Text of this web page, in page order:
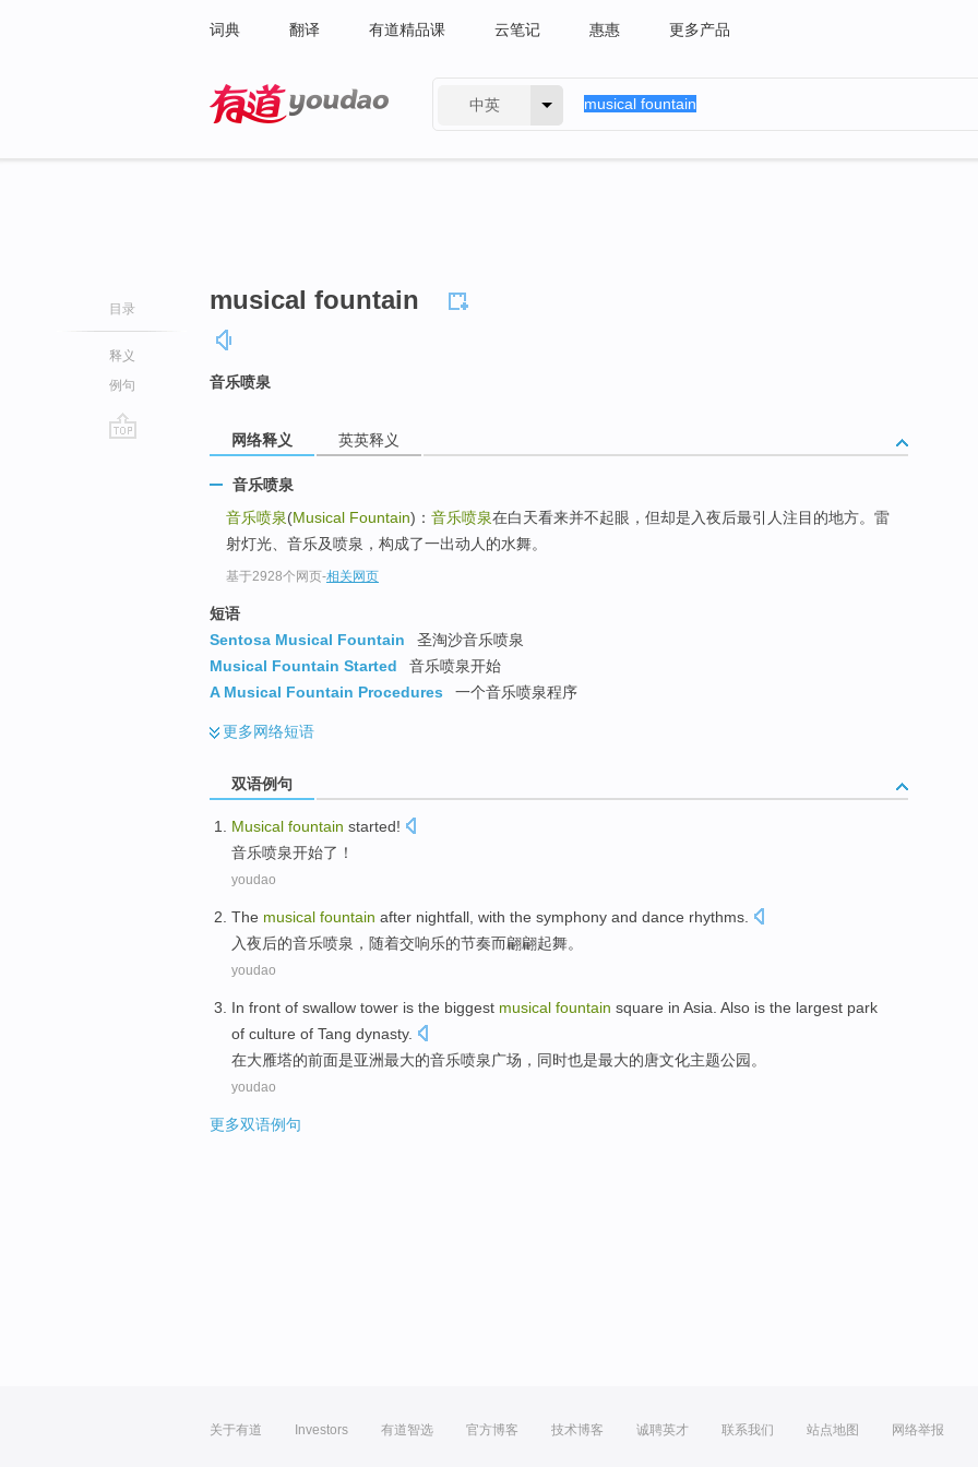
词典 翻译 有道精品课 云笔记 惠惠 更多产品
中英
目录
释义
例句
musical fountain
音乐喷泉
网络释义 英英释义
音乐喷泉
音乐喷泉(Musical Fountain)： 音乐喷泉在白天看来并不起眼，但却是入夜后最引人注目的地方。雷
射灯光、音乐及喷泉，构成了一出动人的水舞。
基于2928个网页-相关网页
短语
Sentosa Musical Fountain
圣淘沙音乐喷泉
Musical Fountain Started
音乐喷泉开始
A Musical Fountain Procedures
一个音乐喷泉程序
更多网络短语
双语例句
Musical fountain started!
音乐喷泉开始了 ！
youdao
The musical fountain after nightfall with the symphony and dance rhythms
入夜后的音乐喷泉 ， 随着交响乐的节奏而翩翩起舞。
youdao
In front of swallow tower is the biggest musical fountain square in Asia Also is the largest park
of culture of Tang dynasty.
在大雁塔的前面是亚洲最大的音乐喷泉 广场 ， 同时也是最大的唐文化主题公园 。
youdao
更多双语例句
关于有道 Investors 有道智选 官方博客 技术博客 诚聘英才 联系我们 站点地图 网络举报